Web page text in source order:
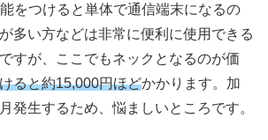
をつけると単体で通信端末になるの
多い方などは非常に便利に使用できる
すが、ここでもネックとなるのが価
ると約15,000円ほどかかります。加
発生するため、悩ましいところです。